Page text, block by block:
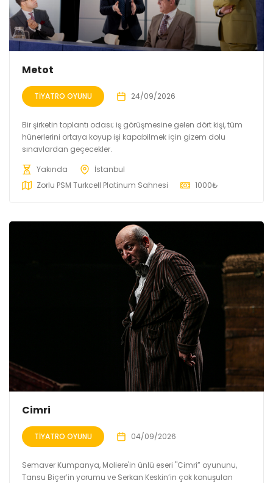
Metot
TIYATRO OYUNU 24/09/2026
Bir şirketin toplantı odası; iş görüşmesine gelen dört kişi, tüm
hünerlerini ortaya koyup işi kapabilmek için gizem dolu
sınavlardan geçecekler.
Yakında
İstanbul
Zorlu PSM Turkcell Platinum Sahnesi
1000₺
Cimri
TIYATRO OYUNU 04/09/2026
Semaver Kumpanya, Moliere'in ünlü eseri "Cimri” oyununu,
Tansu Biçer’in yorumu ve Serkan Keskin’in çok konuşulan